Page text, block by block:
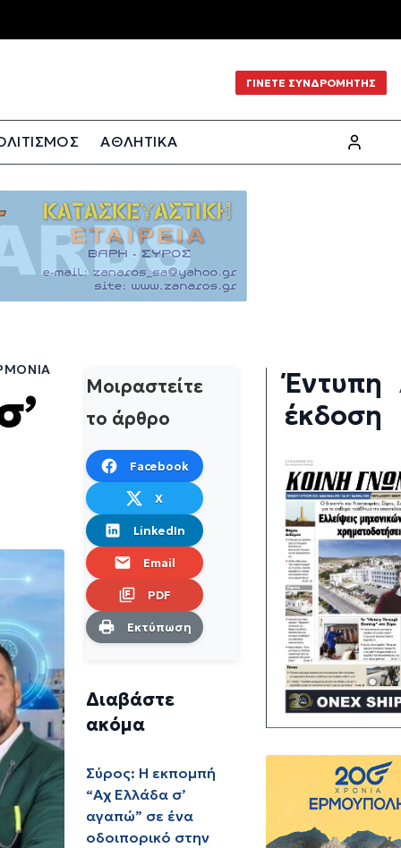
ΓΙΝΕΤΕ ΣΥΝΔΡΟΜΗΤΗΣ
ΑΘΛΗΤΙΚΑ
Μοιραστείτε
το άρθρο
Facebook
X
LinkedIn
Email
PDF
Εκτύπωση
Διαβάστε
ακόμα
Σύρος: Η εκπομπή
“Αχ Ελλάδα σ’
αγαπώ” σε ένα
οδοιπορικό στην
Έντυπη
έκδοση